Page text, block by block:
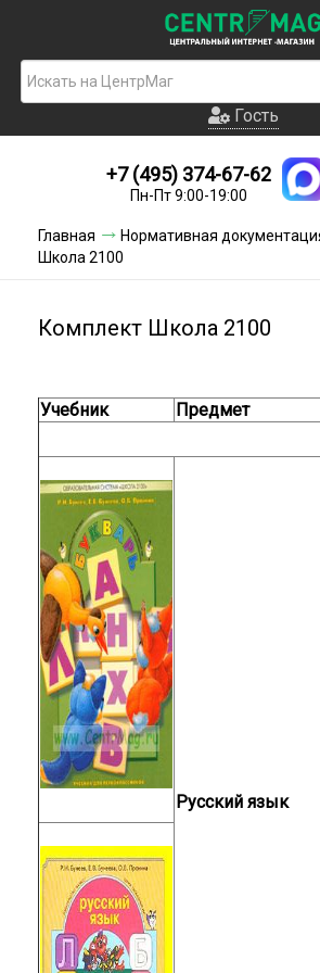
Гость
Новинки
Условия доставки
Контакты
Гость
+7 (495) 374-67-62
Пн-Пт 9:00-19:00
Главная Нормативная
Школа 2100
Комплект Школа 2100
Учебник Предмет
Русский язык